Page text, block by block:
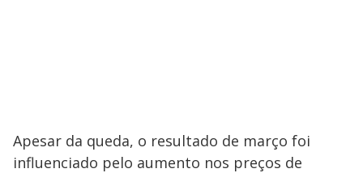
Apesar da queda, o resultado de março foi
influenciado pelo aumento nos preços de